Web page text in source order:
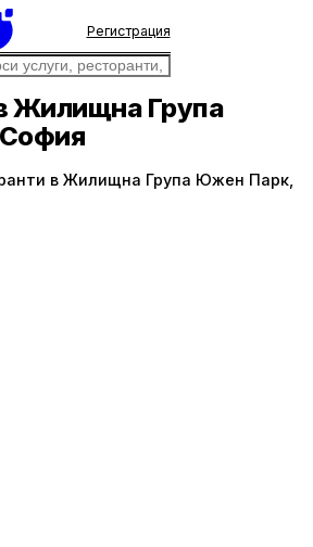
Регистрация
Жилищна Група
в Жилищна Група Южен Парк,